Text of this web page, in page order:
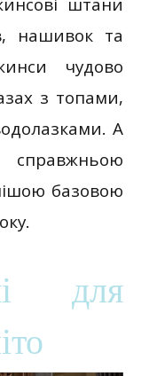
штани
нашивок та
чудово
з топами,
А
базовою
для